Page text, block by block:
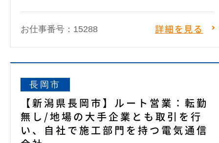
お仕事番号：15288 詳細を見る
長岡市
【新潟県長岡市】ルート営業：転勤
無し/地場の大手企業とも取引を行
い、自社で施工部門を持つ電気通信